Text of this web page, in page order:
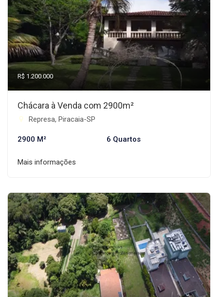
R$ 1.200.000
Chácara à Venda com 2900m²
Represa, Piracaia-SP
2900 M² 6 Quartos
Mais informações